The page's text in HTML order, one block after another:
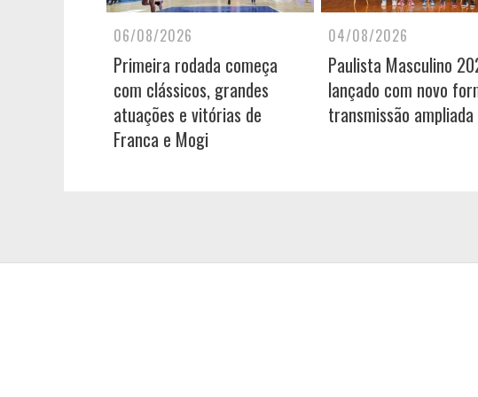
06/08/2026
Primeira rodada começa
com clássicos, grandes
atuações e vitórias de
Franca e Mogi
04/08/2026
Paulista Masculino
lançado com novo
transmissão ampliada